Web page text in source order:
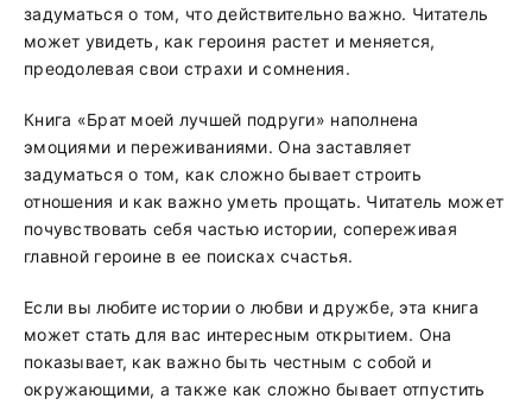
задуматься о том, что действительно важно. Читатель
может увидеть, как героиня растет и меняется,
преодолевая свои страхи и сомнения.
Книга «Брат моей лучшей подруги» наполнена
эмоциями и переживаниями. Она заставляет
задуматься о том, как сложно бывает строить
отношения и как важно уметь прощать. Читатель может
почувствовать себя частью истории, сопереживая
главной героине в ее поисках счастья.
Если вы любите истории о любви и дружбе, эта книга
может стать для вас интересным открытием. Она
показывает, как важно быть честным с собой и
окружающими, а также как сложно бывает отпустить